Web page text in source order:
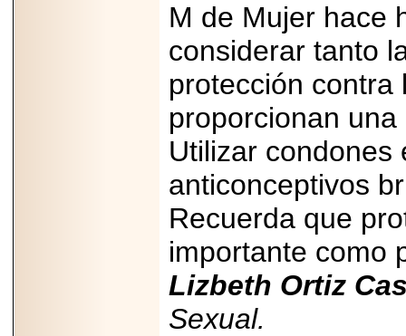
M de Mujer hace
considerar tanto
protección contra
proporcionan
Utilizar condones
anticonceptivos
Recuerda que
importante como
Lizbeth Ortiz
Sexual.